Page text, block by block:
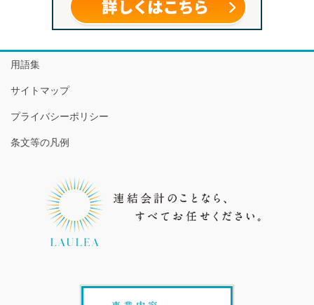
用語集
サイトマップ
プライバシーポリシー
条文等の凡例